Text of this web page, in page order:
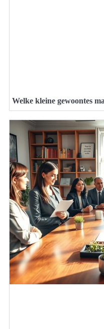
Welke kleine gewoontes